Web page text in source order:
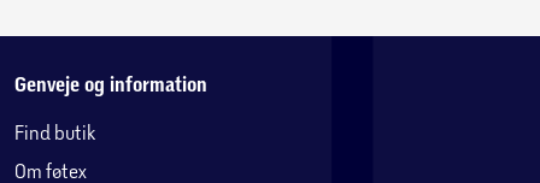
Genveje og information
Find butik
Om føtex